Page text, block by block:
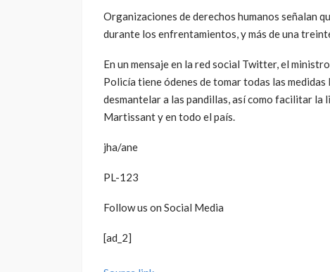
Organizaciones de derechos humanos señalan
durante los enfrentamientos, y más de una
En un mensaje en la red social Twitter, el
Policía tiene ódenes de tomar todas las
desmantelar a las pandillas, así como facilitar la
Martissant y en todo el país.
jha/ane
PL-123
Follow us on Social Media
[ad_2]